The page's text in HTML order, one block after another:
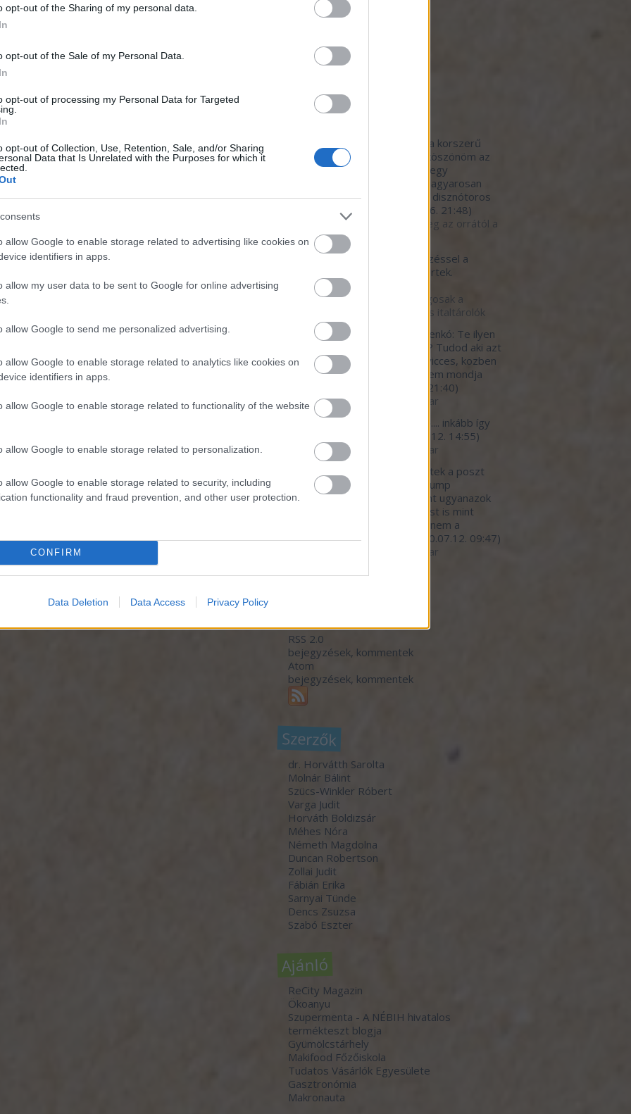
opt-out of the Sharing of my personal data.
opt-out of the Sale of my Personal Data.
opt-out of processing my Personal Data for Targeted
opt-out of Collection, Use, Retention, Sale, and/or Sharing
Data that Is Unrelated with the Purposes for which it
allow Google to enable storage related to advertising like cookies on
identifiers in apps.
allow my user data to be sent to Google for online advertising
allow Google to send me personalized advertising.
allow Google to enable storage related to analytics like cookies on
identifiers in apps.
allow Google to enable storage related to functionality of the website
allow Google to enable storage related to personalization.
allow Google to enable storage related to security, including
functionality and fraud prevention, and other user protection.
CONFIRM
Data Deletion Data Access Privacy Policy
a
vendégposzt
zöld étterem
zöld kávézó(
Utolsó kommentek
Szeretem, amikor a korszerű
összeér a hagyományossal, köszönöm az
ötleteket! Engedtessék meg egy
megjegyzés: nose to tale - magyarosan
fülétől a farkáig. Így hirdetik a disznótoros
hétvégét, van ily...
2020.10.16. 21:48)
Nose to tail - avagy együk meg az orrától a
farkáig 1. rész
Sportman89:
Ezzel a bejegyzéssel a
gasztrohos.blog.hu-n egyet értek.
2020.09.25. 13:41
A szakértők szerint biztonságosak a
többször használatos étel- és italtárolók
fittyerfutty: @Milánói Makarenkó: Te ilyen
Kasza Tibi tipusu arc vagy mi? Tudod aki azt
hiszi, hogy allandoan baromi vicces, kozben
csak *urva faraszto, de ezt nem mondja
2020.07.12. 21:40)
A megbetegedő élelmiszeripar
moonlight777:
megbetegítő.... inkább így
2020.07.12. 14:55)
A megbetegedő élelmiszeripar
Nagy részt egyetértek a poszt
mondanivalójával, kivéve a Trump
kormányzat hibáztatását. Pont ugyanazok
az érdekkörök írányítanak most is mint
bármelyik elnök alatt. Persze nem a
gyíkemberekre gondol...
2020.07.12. 09:47)
A megbetegedő élelmiszeripar
Utolsó 20
RSS 2.0
bejegyzések, kommentek
Atom
bejegyzések, kommentek
Szerzők
dr. Horvátth Sarolta
Molnár Bálint
Szücs-Winkler Róbert
Varga Judit
Horváth Boldizsár
Méhes Nóra
Németh Magdolna
Duncan Robertson
Zollai Judit
Fábián Erika
Sarnyai Tünde
Dencs Zsuzsa
Szabó Eszter
Ajánló
ReCity Magazin
Ökoanyu
Szupermenta - A NÉBIH hivatalos
termékteszt blogja
Gyümölcstárhely
Makifood Főzőiskola
Tudatos Vásárlók Egyesülete
Gasztronómia
Makronauta